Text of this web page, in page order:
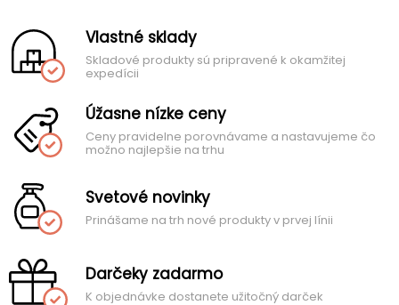
Vlastné sklady
Skladové produkty sú pripravené k okamžitej
expedícii
Úžasne nízke ceny
Ceny pravidelne porovnávame a nastavujeme čo
možno najlepšie na trhu
Svetové novinky
Prinášame na trh nové produkty v prvej línii
Darčeky zadarmo
K objednávke dostanete užitočný darček